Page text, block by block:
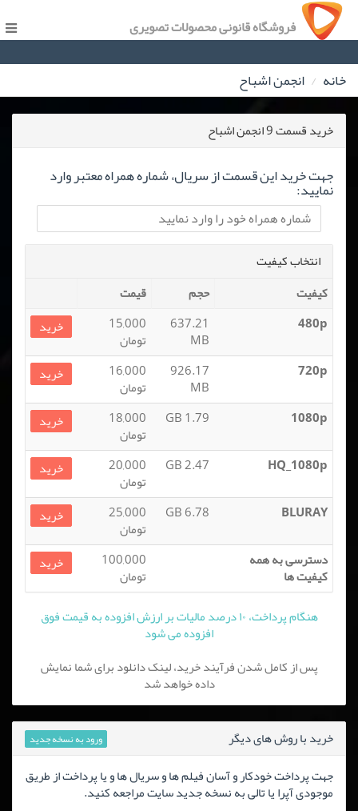
فروشگاه قانونی محصولات تصویری
خانه انجمن اشباح
خرید قسمت 9 انجمن اشباح
جهت خرید این قسمت از سریال، شماره همراه معتبر وارد
نمایید:
انتخاب کیفیت
کیفیت
حجم
قیمت
480p
637.21
MB
15,000
تومان
خرید
720p
926.17
MB
16,000
تومان
خرید
1080p
1.79 GB
18,000
تومان
خرید
HQ_1080p
2.47 GB
20,000
تومان
خرید
BLURAY
6.78 GB
25,000
تومان
خرید
دسترسی به همه
کیفیت ها
100,000
تومان
خرید
هنگام پرداخت، ۱۰ درصد مالیات بر ارزش افزوده به قیمت فوق
افزوده می شود
پس از کامل شدن فرآیند خرید، لینک دانلود برای شما نمایش
داده خواهد شد
خرید با روش های دیگر ورود به نسخه جدید
جهت پرداخت خودکار و آسان فیلم ها و سریال ها و یا پرداخت از طریق
موجودی آپرا یا تالی به نسخه جدید سایت مراجعه کنید.